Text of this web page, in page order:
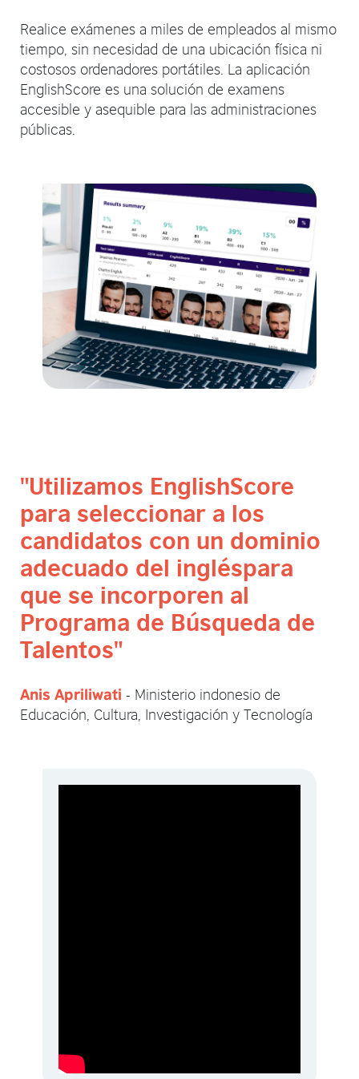
Realice exámenes a miles de empleados al mismo
tiempo, sin necesidad de una ubicación física ni
costosos ordenadores portátiles. La aplicación
EnglishScore es una solución de examens
accesible y asequible para las administraciones
públicas.
"Utilizamos EnglishScore
para seleccionar a los
candidatos con un dominio
adecuado del ingléspara
que se incorporen al
Programa de Búsqueda de
Talentos"
Anis Apriliwati - Ministerio indonesio de
Educación, Cultura, Investigación y Tecnología